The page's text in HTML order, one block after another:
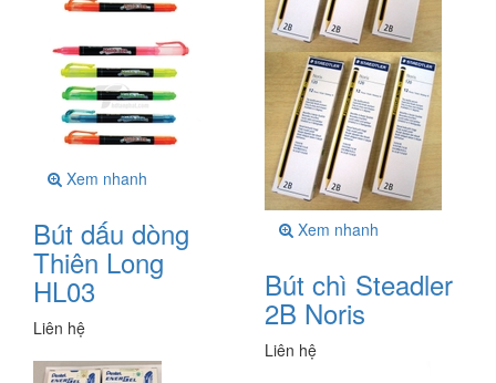
Xem nhanh
Bút dấu dòng
Thiên Long
HL03
Liên hệ
Xem nhanh
Bút chì Steadler
2B Noris
Liên hệ